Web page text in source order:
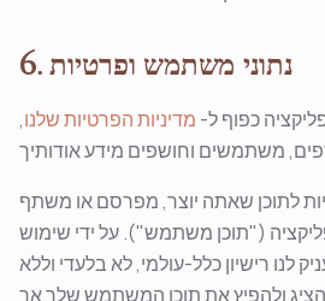
6. נתוני משתמש ופרטיות
כפוף ל- מדיניות הפרטיות שלנו,
לתוכן שאתה יוצר, מפרסם או משתף
("תוכן משתמש"). על ידי שימוש
לנו רישיון כלל-עולמי, לא בלעדי וללא
ולהפיץ את תוכן המשתמש שלך אך